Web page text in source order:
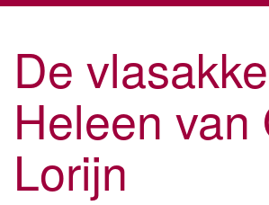
De
Heleen van
Lorijn